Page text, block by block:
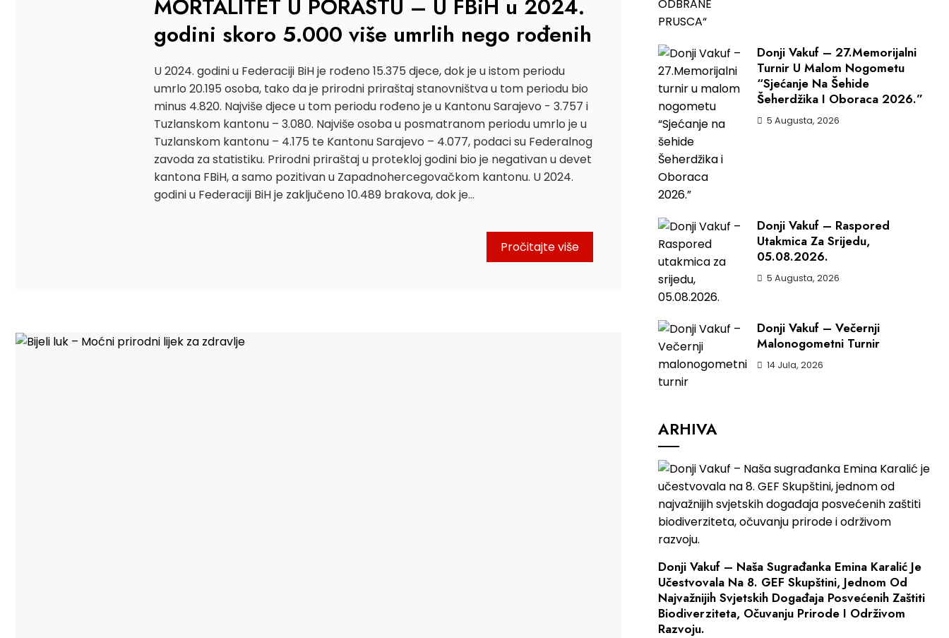
MORTALITET U PORASTU – U FBiH u 2024.
godini skoro 5.000 više umrlih nego rođenih
U 2024. godini u Federaciji BiH je rođeno 15.375 djece, dok je u istom periodu
umrlo 20.195 osoba, tako da je prirodni priraštaj stanovništva u tom periodu bio
minus 4.820. Najviše djece u tom periodu rođeno je u Kantonu Sarajevo - 3.757 i
Tuzlanskom kantonu – 3.080. Najviše osoba u posmatranom periodu umrlo je u
Tuzlanskom kantonu – 4.175 te Kantonu Sarajevo – 4.077, podaci su Federalnog
zavoda za statistiku. Prirodni priraštaj u protekloj godini bio je negativan u devet
kantona FBiH, a samo pozitivan u Zapadnohercegovačkom kantonu. U 2024.
godini u Federaciji BiH je zaključeno 10.489 brakova, dok je…
Pročitajte više
Donji Vakuf – 27.Memorijalni
Turnir U Malom Nogometu
“Sjećanje Na Šehide
Šeherdžika I Oboraca 2026.”
5 Augusta, 2026
Donji Vakuf – Raspored
Utakmica Za Srijedu,
05.08.2026.
5 Augusta, 2026
Donji Vakuf – Večernji
Malonogometni Turnir
14 Jula, 2026
ARHIVA
Donji Vakuf – Naša Sugrađanka Emina Karalić Je
Učestvovala Na 8. GEF Skupštini, Jednom Od
Najvažnijih Svjetskih Događaja Posvećenih Zaštiti
Biodiverziteta, Očuvanju Prirode I Održivom
Razvoju.